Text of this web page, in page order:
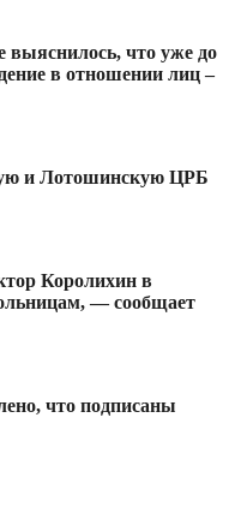
выяснилось, что уже до
в отношении лиц –
и Лотошинскую ЦРБ
Королихин в
— сообщает
что подписаны